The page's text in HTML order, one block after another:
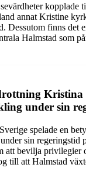
kopplade
annat Kristine
Dessutom finns det
Halmstad som
Kristina
under sin
spelade en
sin regeringstid
att bevilja privilegier
till att Halmstad